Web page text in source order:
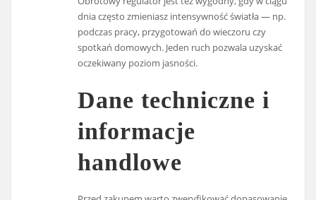
dnia często zmieniasz intensywność światła — np.
podczas pracy, przygotowań do wieczoru czy
spotkań domowych. Jeden ruch pozwala uzyskać
oczekiwany poziom jasności.
Dane techniczne i
informacje
handlowe